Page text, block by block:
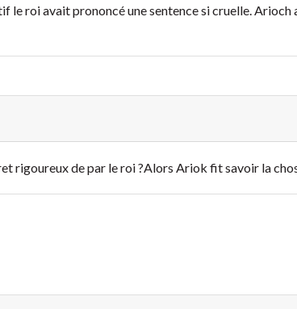
roi avait prononcé une sentence si cruelle. Arioch
rigoureux de par le roi ?Alors Ariok fit savoir la